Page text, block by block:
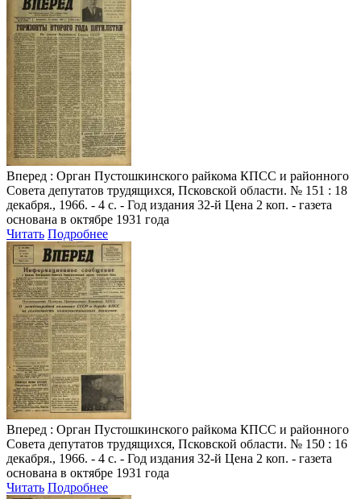
Вперед : Орган Пустошкинского райкома КПСС и районного
Совета депутатов трудящихся, Псковской области. № 151 : 18
декабря., 1966. - 4 с. - Год издания 32-й Цена 2 коп. - газета
основана в октябре 1931 года
Читать Подробнее
Вперед : Орган Пустошкинского райкома КПСС и районного
Совета депутатов трудящихся, Псковской области. № 150 : 16
декабря., 1966. - 4 с. - Год издания 32-й Цена 2 коп. - газета
основана в октябре 1931 года
Читать Подробнее